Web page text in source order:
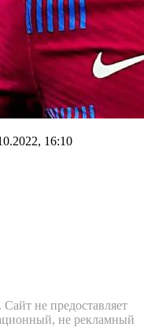
16:10
Сайт не предоставляет
не рекламный